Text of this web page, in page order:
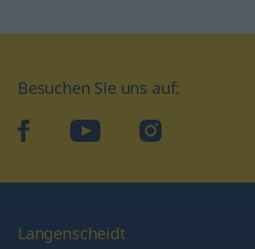
Besuchen Sie uns auf:
facebookYouTube Instagram
Langenscheidt